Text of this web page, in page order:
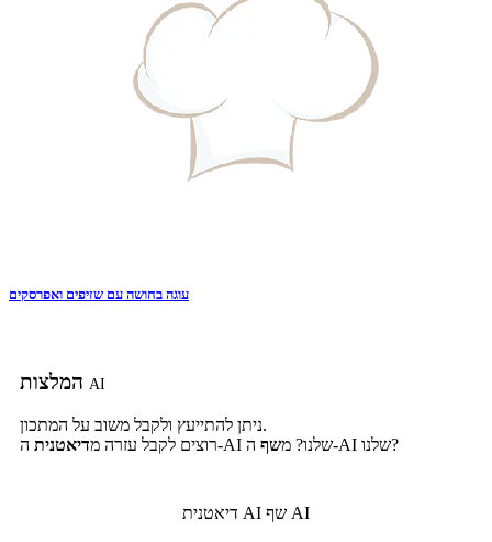
עוגה בחושה עם שזיפים ואפרסקים
AI
ניתן להתייעץ ולקבל משוב על המתכון.
רוצים לקבל עזרה מדיאטנית ה-AI שלנו? משף ה-AI שלנו?
דיאטנית AI שף AI